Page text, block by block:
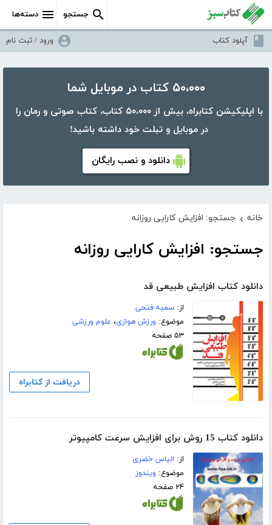
دسته‌ها جستجو
آپلود کتاب ورود / ثبت نام
۵۰،۰۰۰ کتاب در موبایل شما
با اپلیکیشن کتابراه، بیش از ۵۰،۰۰۰ کتاب، کتاب صوتی و رمان را
در موبایل و تبلت خود داشته باشید!
دانلود و نصب رایگان
خانه › جستجو: افزایش کارایی روزانه
جستجو: افزایش کارایی روزانه
دانلود کتاب افزایش طبیعی قد
از:سمیه فتحی
موضوع: ورزش هوازی، علوم ورزشی
۵۳ صفحه
دریافت از کتابراه
دانلود کتاب 15 روش برای افزایش سرعت کامپیوتر
از: الیاس خضری
موضوع: ویندوز
۲۴ صفحه